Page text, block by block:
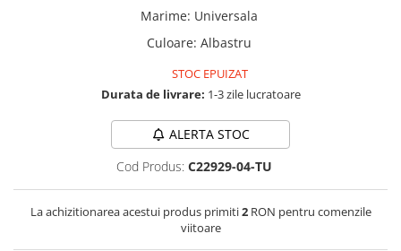
Marime: Universala
Culoare: Albastru
STOC EPUIZAT
Durata de livrare: 1-3 zile lucratoare
ALERTA STOC
Cod Produs: C22929-04-TU
La achizitionarea acestui produs primiti2RON pentru comenzile
viitoare